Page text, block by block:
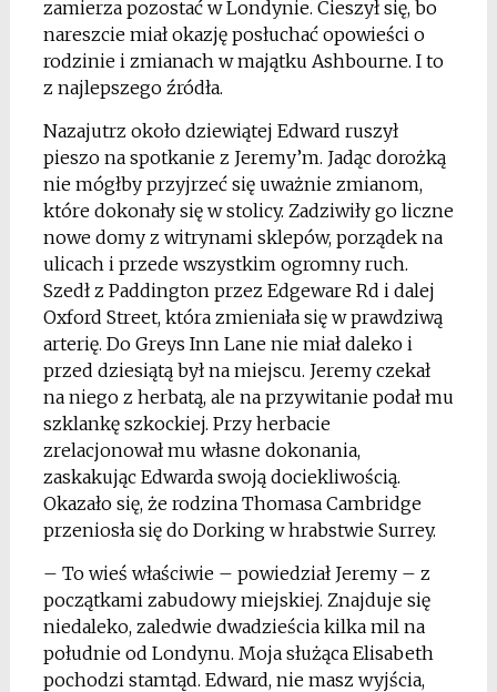
zamierza pozostać w Londynie. Cieszył się, bo
nareszcie miał okazję posłuchać opowieści o
rodzinie i zmianach w majątku Ashbourne. I to
z najlepszego źródła.
Nazajutrz około dziewiątej Edward ruszył
pieszo na spotkanie z Jeremy’m. Jadąc dorożką
nie mógłby przyjrzeć się uważnie zmianom,
które dokonały się w stolicy. Zadziwiły go liczne
nowe domy z witrynami sklepów, porządek na
ulicach i przede wszystkim ogromny ruch.
Szedł z Paddington przez Edgeware Rd i dalej
Oxford Street, która zmieniała się w prawdziwą
arterię. Do Greys Inn Lane nie miał daleko i
przed dziesiątą był na miejscu. Jeremy czekał
na niego z herbatą, ale na przywitanie podał mu
szklankę szkockiej. Przy herbacie
zrelacjonował mu własne dokonania,
zaskakując Edwarda swoją dociekliwością.
Okazało się, że rodzina Thomasa Cambridge
przeniosła się do Dorking w hrabstwie Surrey.
– To wieś właściwie – powiedział Jeremy – z
początkami zabudowy miejskiej. Znajduje się
niedaleko, zaledwie dwadzieścia kilka mil na
południe od Londynu. Moja służąca Elisabeth
pochodzi stamtąd. Edward, nie masz wyjścia,